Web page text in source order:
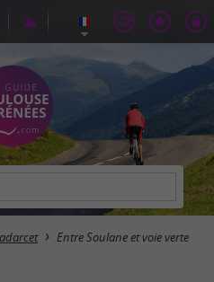
Entre Soulane et voie verte